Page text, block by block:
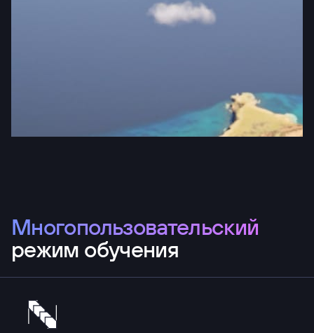
Многопользовательский
режим обучения